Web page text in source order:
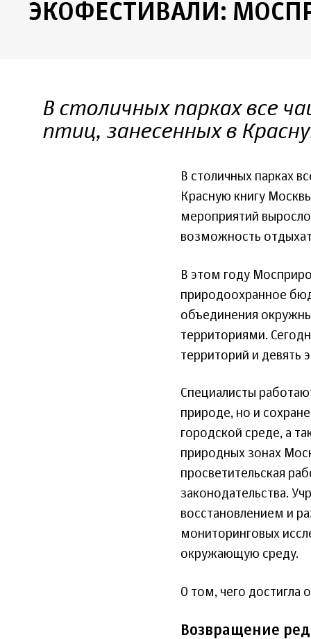
ЭКОФЕСТИВАЛИ:
В столичных парках все
птиц, занесенных в
В столичных парках
Красную книгу
мероприятий
возможность
В этом году
природоохранное
объединения
территориями.
территорий и девять
Специалисты
природе, но и
городской среде, а
природных зонах
просветительская
законодательства.
восстановлением и
мониторинговых
окружающую среду.
О том, чего достигла
Возвращение